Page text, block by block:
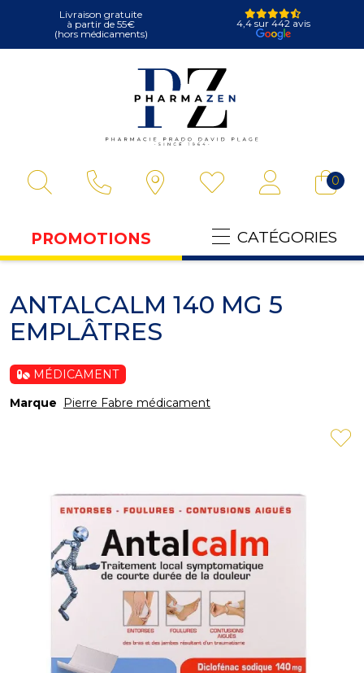
Livraison gratuite
à partir de 55€
(hors médicaments)
4,4 sur 442 avis
0
PROMOTIONS CATÉGORIES
ANTALCALM 140 MG 5
EMPLÂTRES
MÉDICAMENT
Marque Pierre Fabre médicament